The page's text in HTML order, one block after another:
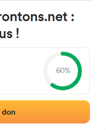
de
España
libre
y reseñas